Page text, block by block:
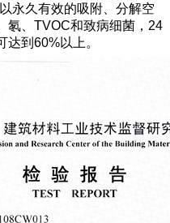
永久有效的吸附、分解空
氡、TVOC和致病细菌，24
到60%以上。